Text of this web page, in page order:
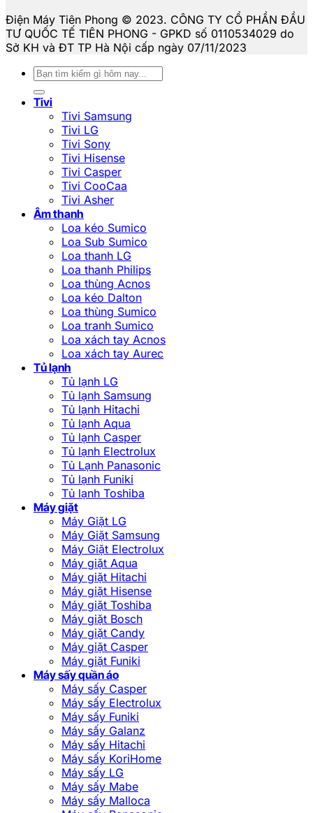
Điện Máy Tiên Phong © 2023. CÔNG TY CỔ PHẦN ĐẦU
TƯ QUỐC TẾ TIÊN PHONG - GPKD số 0110534029 do
Sở KH và ĐT TP Hà Nội cấp ngày 07/11/2023
Tìm
kiếm:
Tivi
Tivi Samsung
Tivi LG
Tivi Sony
Tivi Hisense
Tivi Casper
Tivi CooCaa
Tivi Asher
Âm thanh
Loa kéo Sumico
Loa Sub Sumico
Loa thanh LG
Loa thanh Philips
Loa thùng Acnos
Loa kéo Dalton
Loa thùng Sumico
Loa tranh Sumico
Loa xách tay Acnos
Loa xách tay Aurec
Tủ lạnh
Tủ lạnh LG
Tủ lạnh Samsung
Tủ lạnh Hitachi
Tủ lạnh Aqua
Tủ lạnh Casper
Tủ lạnh Electrolux
Tủ Lạnh Panasonic
Tủ lạnh Funiki
Tủ lạnh Toshiba
Máy giặt
Máy Giặt LG
Máy Giặt Samsung
Máy Giặt Electrolux
Máy giặt Aqua
Máy giặt Hitachi
Máy giặt Hisense
Máy giặt Toshiba
Máy giặt Bosch
Máy giặt Candy
Máy giặt Casper
Máy giặt Funiki
Máy sấy quần áo
Máy sấy Casper
Máy sấy Electrolux
Máy sấy Funiki
Máy sấy Galanz
Máy sấy Hitachi
Máy sấy KoriHome
Máy sấy LG
Máy sấy Mabe
Máy sấy Malloca